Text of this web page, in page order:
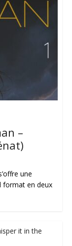
–
une
format en deux
it in the